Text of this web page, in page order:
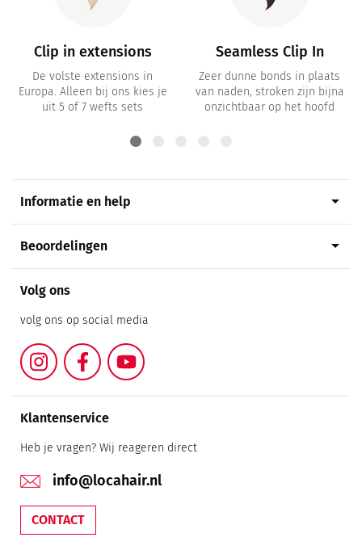
Clip in extensions
De volste extensions in
Europa. Alleen bij ons kies je
uit 5 of 7 wefts sets
Seamless Clip In
Zeer dunne bonds in plaats
van naden, stroken zijn bijna
onzichtbaar op het hoofd
Informatie en help arrow_drop_down
Volg ons
volg ons op social media
InstagramFacebookYouTube
Beoordelingen arrow_drop_down
Klantenservice
Heb je vragen? Wij reageren direct
info@locahair.nl
CONTACT